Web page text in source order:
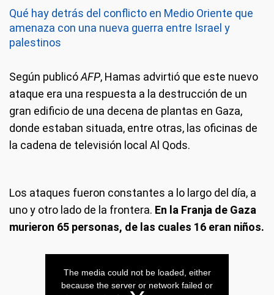
Qué hay detrás del conflicto en Medio Oriente que
amenaza con una nueva guerra entre Israel y
palestinos
Según publicóAFP, Hamas advirtió que este nuevo
ataque era una respuesta a la destrucción de un
gran edificio de una decena de plantas en Gaza,
donde estaban situada, entre otras, las oficinas de
la cadena de televisión local Al Qods.
Los ataques fueron constantes a lo largo del día, a
uno y otro lado de la frontera. En la Franja de Gaza
murieron 65 personas, de las cuales 16 eran niños.